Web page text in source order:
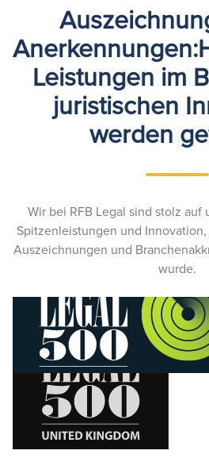
Leistungen im
juristischen
werden
Wir bei RFB Legal sind stolz auf
Spitzenleistungen und
Auszeichnungen und
wurde.